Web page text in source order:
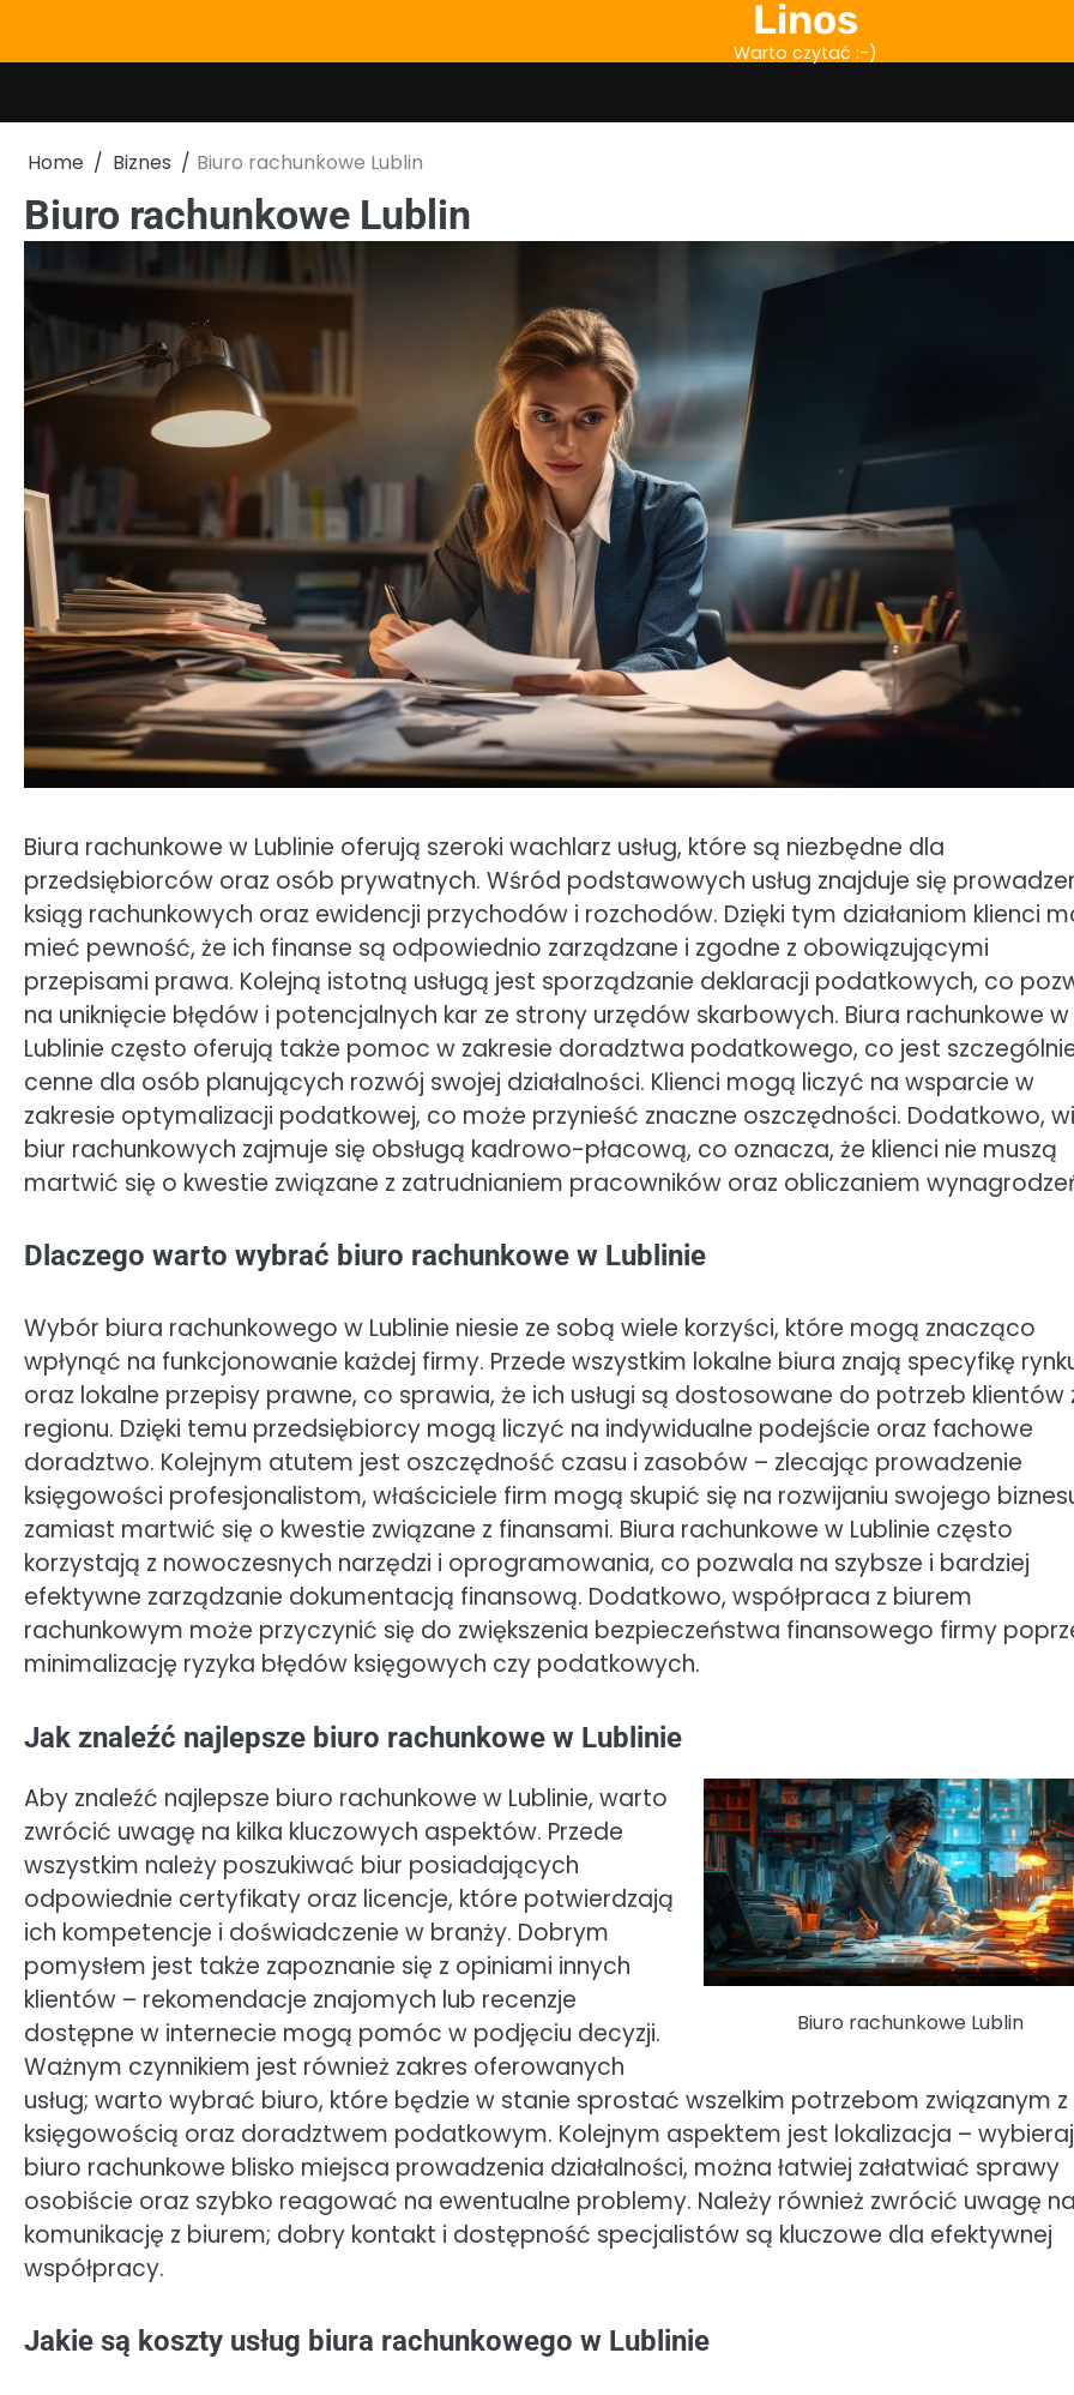
content
Linos
Warto czytać :-)
Home Biznes Biuro rachunkowe Lublin
Biuro rachunkowe Lublin
Biura rachunkowe w Lublinie oferują szeroki wachlarz usług, które są niezbędne dla
przedsiębiorców oraz osób prywatnych. Wśród podstawowych usług znajduje się
ksiąg rachunkowych oraz ewidencji przychodów i rozchodów. Dzięki tym działaniom klienci
mieć pewność, że ich finanse są odpowiednio zarządzane i zgodne z obowiązującymi
przepisami prawa. Kolejną istotną usługą jest sporządzanie deklaracji podatkowych, co
na uniknięcie błędów i potencjalnych kar ze strony urzędów skarbowych. Biura rachunkowe w
Lublinie często oferują także pomoc w zakresie doradztwa podatkowego, co jest
cenne dla osób planujących rozwój swojej działalności. Klienci mogą liczyć na wsparcie w
zakresie optymalizacji podatkowej, co może przynieść znaczne oszczędności. Dodatkowo,
biur rachunkowych zajmuje się obsługą kadrowo-płacową, co oznacza, że klienci nie muszą
martwić się o kwestie związane z zatrudnianiem pracowników oraz obliczaniem
Dlaczego warto wybrać biuro rachunkowe w Lublinie
Wybór biura rachunkowego w Lublinie niesie ze sobą wiele korzyści, które mogą znacząco
wpłynąć na funkcjonowanie każdej firmy. Przede wszystkim lokalne biura znają specyfikę
oraz lokalne przepisy prawne, co sprawia, że ich usługi są dostosowane do potrzeb klientów
regionu. Dzięki temu przedsiębiorcy mogą liczyć na indywidualne podejście oraz fachowe
doradztwo. Kolejnym atutem jest oszczędność czasu i zasobów – zlecając prowadzenie
księgowości profesjonalistom, właściciele firm mogą skupić się na rozwijaniu swojego
zamiast martwić się o kwestie związane z finansami. Biura rachunkowe w Lublinie często
korzystają z nowoczesnych narzędzi i oprogramowania, co pozwala na szybsze i bardziej
efektywne zarządzanie dokumentacją finansową. Dodatkowo, współpraca z biurem
rachunkowym może przyczynić się do zwiększenia bezpieczeństwa finansowego firmy
minimalizację ryzyka błędów księgowych czy podatkowych.
Jak znaleźć najlepsze biuro rachunkowe w Lublinie
Biuro rachunkowe Lublin
Aby znaleźć najlepsze biuro rachunkowe w Lublinie, warto
zwrócić uwagę na kilka kluczowych aspektów. Przede
wszystkim należy poszukiwać biur posiadających
odpowiednie certyfikaty oraz licencje, które potwierdzają
ich kompetencje i doświadczenie w branży. Dobrym
pomysłem jest także zapoznanie się z opiniami innych
klientów – rekomendacje znajomych lub recenzje
dostępne w internecie mogą pomóc w podjęciu decyzji.
Ważnym czynnikiem jest również zakres oferowanych
usług; warto wybrać biuro, które będzie w stanie sprostać wszelkim potrzebom związanym z
księgowością oraz doradztwem podatkowym. Kolejnym aspektem jest lokalizacja –
biuro rachunkowe blisko miejsca prowadzenia działalności, można łatwiej załatwiać sprawy
osobiście oraz szybko reagować na ewentualne problemy. Należy również zwrócić uwagę na
komunikację z biurem; dobry kontakt i dostępność specjalistów są kluczowe dla efektywnej
współpracy.
Jakie są koszty usług biura rachunkowego w Lublinie